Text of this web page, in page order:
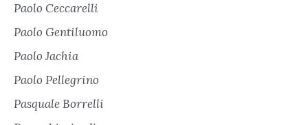
Paolo Ceccarelli
Paolo Gentiluomo
Paolo Jachia
Paolo Pellegrino
Pasquale Borrelli